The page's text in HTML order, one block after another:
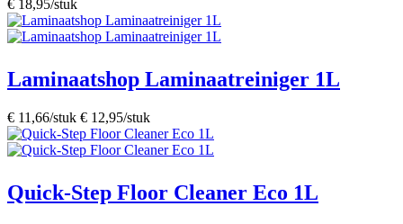
€ 18,95/stuk
Laminaatshop Laminaatreiniger 1L
€ 11,66/stuk € 12,95/stuk
Quick-Step Floor Cleaner Eco 1L